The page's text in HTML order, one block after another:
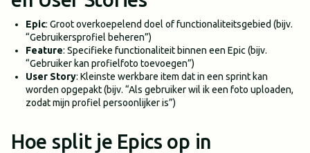
Epic: Groot overkoepelend doel of functionaliteitsgebied (bijv.
“Gebruikersprofiel beheren”)
Feature: Specifieke functionaliteit binnen een Epic (bijv.
“Gebruiker kan profielfoto toevoegen”)
User Story: Kleinste werkbare item dat in een sprint kan
worden opgepakt (bijv. “Als gebruiker wil ik een foto uploaden,
zodat mijn profiel persoonlijker is”)
Hoe split je Epics op in